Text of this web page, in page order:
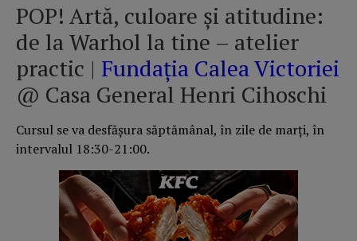
POP! Artă, culoare şi atitudine:
de la Warhol la tine – atelier
practic | Fundația Calea Victoriei
@ Casa General Henri Cihoschi
Cursul se va desfăşura săptămânal, în zile de marţi, în
intervalul 18:30-21:00.